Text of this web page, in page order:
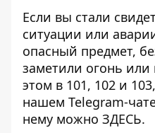
Если вы стали
ситуации или
опасный предмет,
заметили огонь
этом в 101, 102 и
нашем Telegram-
нему можно ЗДЕСЬ.